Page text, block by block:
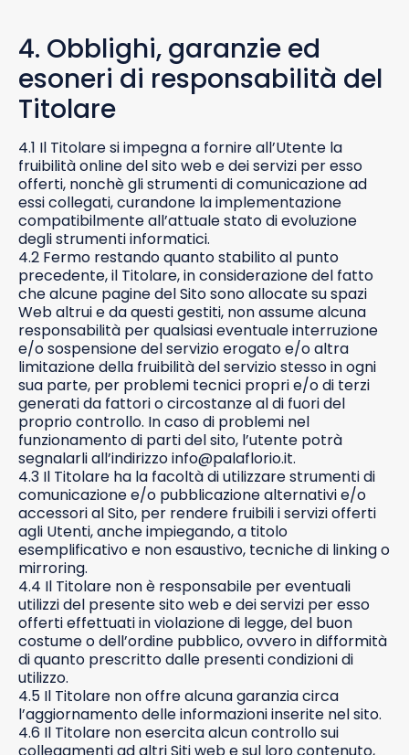
4. Obblighi, garanzie ed
esoneri di responsabilità del
Titolare
4.1 Il Titolare si impegna a fornire all’Utente la
fruibilità online del sito web e dei servizi per esso
offerti, nonchè gli strumenti di comunicazione ad
essi collegati, curandone la implementazione
compatibilmente all’attuale stato di evoluzione
degli strumenti informatici.
4.2 Fermo restando quanto stabilito al punto
precedente, il Titolare, in considerazione del fatto
che alcune pagine del Sito sono allocate su spazi
Web altrui e da questi gestiti, non assume alcuna
responsabilità per qualsiasi eventuale interruzione
e/o sospensione del servizio erogato e/o altra
limitazione della fruibilità del servizio stesso in ogni
sua parte, per problemi tecnici propri e/o di terzi
generati da fattori o circostanze al di fuori del
proprio controllo. In caso di problemi nel
funzionamento di parti del sito, l’utente potrà
segnalarli all’indirizzo info@palaflorio.it.
4.3 Il Titolare ha la facoltà di utilizzare strumenti di
comunicazione e/o pubblicazione alternativi e/o
accessori al Sito, per rendere fruibili i servizi offerti
agli Utenti, anche impiegando, a titolo
esemplificativo e non esaustivo, tecniche di linking o
mirroring.
4.4 Il Titolare non è responsabile per eventuali
utilizzi del presente sito web e dei servizi per esso
offerti effettuati in violazione di legge, del buon
costume o dell’ordine pubblico, ovvero in difformità
di quanto prescritto dalle presenti condizioni di
utilizzo.
4.5 Il Titolare non offre alcuna garanzia circa
l’aggiornamento delle informazioni inserite nel sito.
4.6 Il Titolare non esercita alcun controllo sui